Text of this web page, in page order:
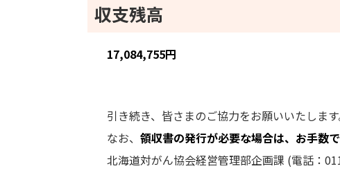
収支残高
17,084,755円
引き続き、皆さまのご協力をお願いいたします
なお、 領収書の発行が必要な場合は、お手数
北海道対がん協会経営管理部企画課 (電話：